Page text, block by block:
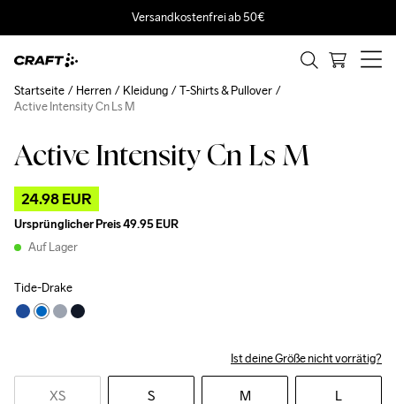
Versandkostenfrei ab 50€
Active Intensity Cn Ls M
24.98 EUR
Ursprünglicher Preis49.95 EUR
Auf Lager
Tide-Drake
Ist deine Größe nicht vorrätig?
XS S M L
Startseite Herren Kleidung
T-Shirts & Pullover
Active Intensity Cn Ls M
Outlet